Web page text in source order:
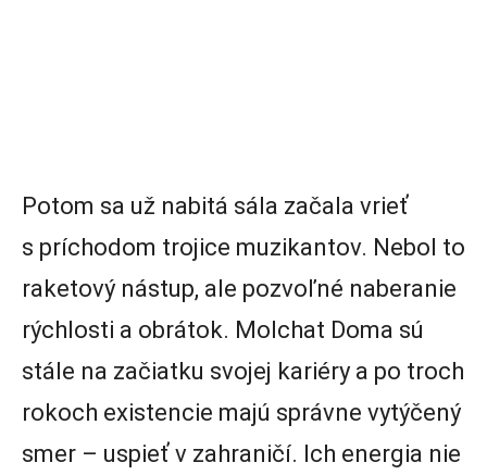
Potom sa už nabitá sála začala vrieť
s príchodom trojice muzikantov. Nebol to
raketový nástup, ale pozvoľné naberanie
rýchlosti a obrátok. Molchat Doma sú
stále na začiatku svojej kariéry a po troch
rokoch existencie majú správne vytýčený
smer – uspieť v zahraničí. Ich energia nie